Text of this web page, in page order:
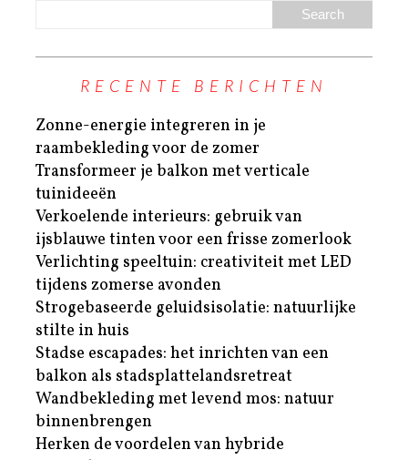
RECENTE BERICHTEN
Zonne-energie integreren in je
raambekleding voor de zomer
Transformeer je balkon met verticale
tuinideeën
Verkoelende interieurs: gebruik van
ijsblauwe tinten voor een frisse zomerlook
Verlichting speeltuin: creativiteit met LED
tijdens zomerse avonden
Strogebaseerde geluidsisolatie: natuurlijke
stilte in huis
Stadse escapades: het inrichten van een
balkon als stadsplattelandsretreat
Wandbekleding met levend mos: natuur
binnenbrengen
Herken de voordelen van hybride